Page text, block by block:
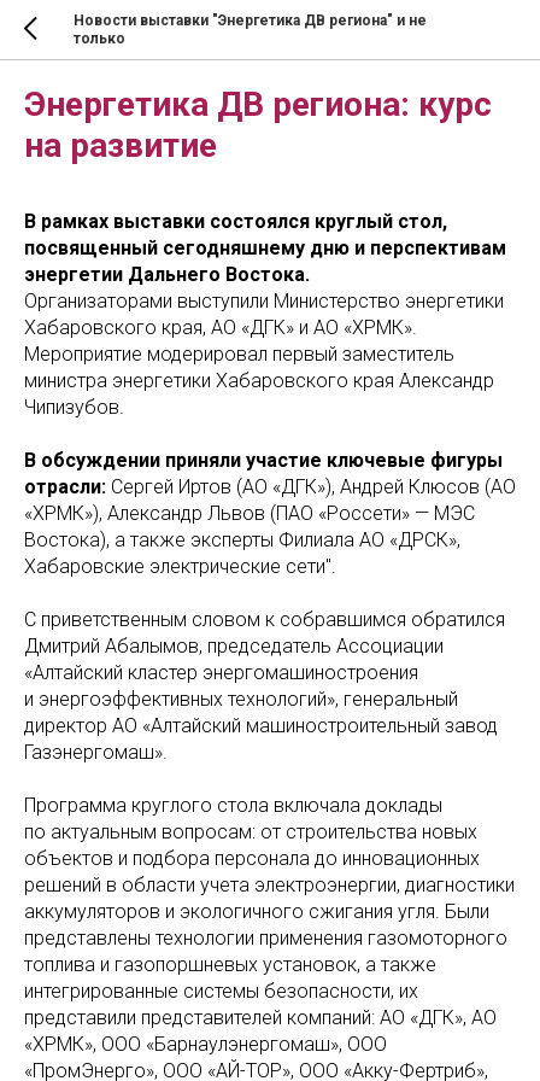
Новости выставки "Энергетика ДВ региона" и не
только
Энергетика ДВ региона: курс
на развитие
В рамках выставки состоялся круглый стол,
посвященный сегодняшнему дню и перспективам
энергетии Дальнего Востока.
Организаторами выступили Министерство энергетики
Хабаровского края, АО «ДГК» и АО «ХРМК».
Мероприятие модерировал первый заместитель
министра энергетики Хабаровского края Александр
Чипизубов.
В обсуждении приняли участие ключевые фигуры
отрасли: Сергей Иртов (АО «ДГК»), Андрей Клюсов (АО
«ХРМК»), Александр Львов (ПАО «Россети» — МЭС
Востока), а также эксперты Филиала АО «ДРСК»,
Хабаровские электрические сети".
С приветственным словом к собравшимся обратился
Дмитрий Абалымов, председатель Ассоциации
«Алтайский кластер энергомашиностроения
и энергоэффективных технологий», генеральный
директор АО «Алтайский машиностроительный завод
Газэнергомаш».
Программа круглого стола включала доклады
по актуальным вопросам: от строительства новых
объектов и подбора персонала до инновационных
решений в области учета электроэнергии, диагностики
аккумуляторов и экологичного сжигания угля. Были
представлены технологии применения газомоторного
топлива и газопоршневых установок, а также
интегрированные системы безопасности, их
представили представителей компаний: АО «ДГК», АО
«ХРМК», ООО «Барнаулэнергомаш», ООО
«ПромЭнерго», ООО «АЙ-ТОР», ООО «Акку-Фертриб»,